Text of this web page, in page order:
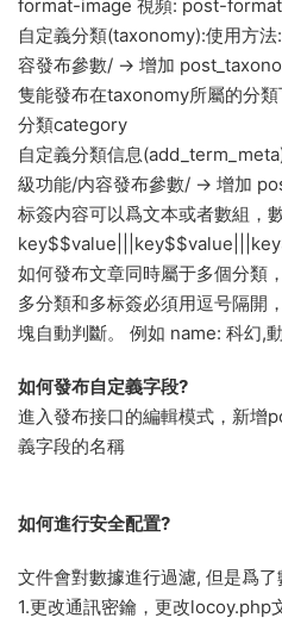
format-image 視頻: post-
自定義分類(taxonomy):使用方
容發布參數/ -> 增加
隻能發布在taxonomy所屬的分
分類category
自定義分類信息
級功能/内容發布參數/ -> 增加
标簽内容可以爲文本或者數組，
如何發布文章同時屬于多個分類
多分類和多标簽必須用逗号隔開
塊自動判斷。 例如 name: 科幻,
如何發布自定義字段?
進入發布接口的編輯模式，新增
義字段的名稱
如何進行安全配置?
文件會對數據進行過濾, 但是爲
1.更改通訊密鑰，更改